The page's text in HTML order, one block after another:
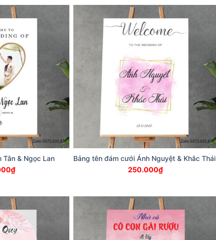
Tân & Ngọc Lan
₫
Bảng tên đám cưới Ánh Nguyệt & Khắc Thái
250.000₫